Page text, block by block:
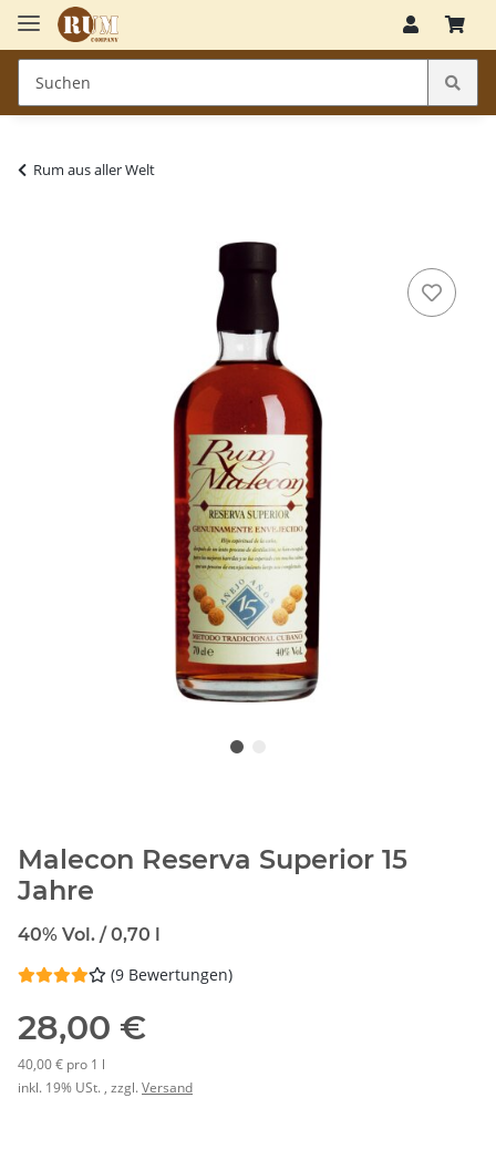
Rum aus aller Welt
Malecon Reserva Superior 15
Jahre
40% Vol. / 0,70 l
(9 Bewertungen)
28,00 €
40,00 € pro 1 l
inkl. 19% USt. , zzgl.Versand